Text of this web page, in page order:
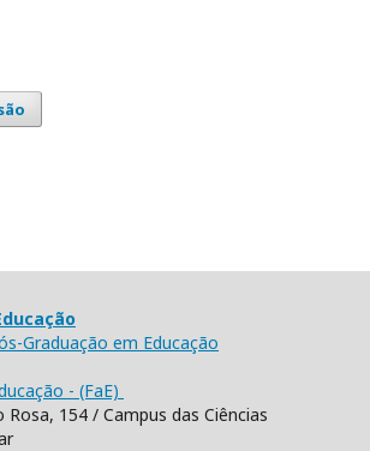
Graduação em Educação
- (FaE)
Rosa, 154 / Campus das Ciências